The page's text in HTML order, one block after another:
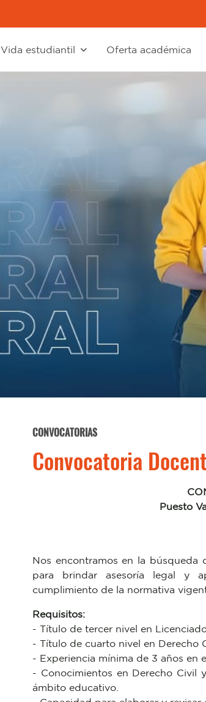
Vida estudiantil Oferta académica
CONVOCATORIAS
Convocatoria
Puesto
Nos encontramos en la
para brindar asesoría legal y
cumplimiento de la normativa
Requisitos:
- Título de tercer nivel en
- Título de cuarto nivel en Derecho
- Experiencia mínima de 3 años en
- Conocimientos en Derecho Civil
ámbito educativo.